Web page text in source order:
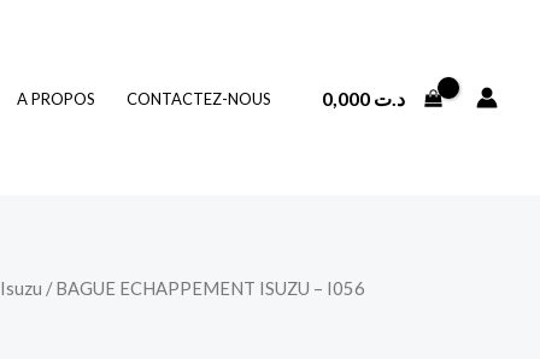
A PROPOS CONTACTEZ-NOUS د.ت 0,000
Isuzu / BAGUE ECHAPPEMENT ISUZU – I056